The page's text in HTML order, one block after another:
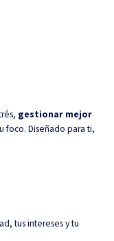
gestionar mejor
foco. Diseñado para ti,
tus intereses y tu